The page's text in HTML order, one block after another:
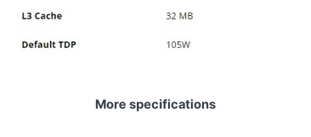
More specifications